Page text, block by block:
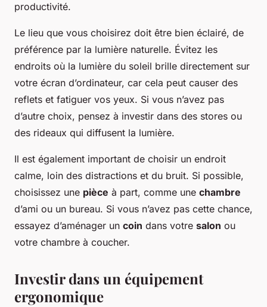
productivité.
Le lieu que vous choisirez doit être bien éclairé, de
préférence par la lumière naturelle. Évitez les
endroits où la lumière du soleil brille directement sur
votre écran d’ordinateur, car cela peut causer des
reflets et fatiguer vos yeux. Si vous n’avez pas
d’autre choix, pensez à investir dans des stores ou
des rideaux qui diffusent la lumière.
Il est également important de choisir un endroit
calme, loin des distractions et du bruit. Si possible,
choisissez une pièce à part, comme une chambre
d’ami ou un bureau. Si vous n’avez pas cette chance,
essayez d’aménager un coin dans votre salon ou
votre chambre à coucher.
Investir dans un équipement
ergonomique